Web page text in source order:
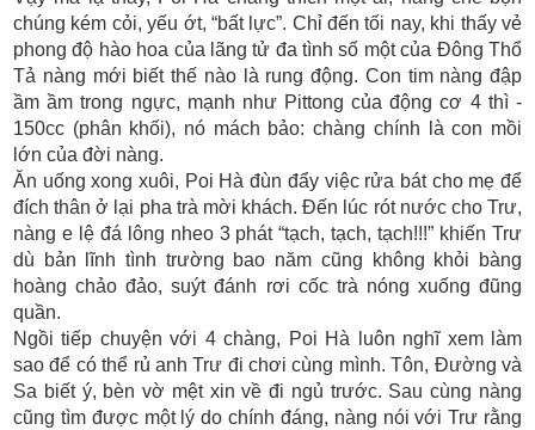
chúng kém cỏi, yếu ớt, “bất lực”. Chỉ đến tối nay, khi thấy vẻ
phong độ hào hoa của lãng tử đa tình số một của Đông Thổ
Tả nàng mới biết thế nào là rung động. Con tim nàng đập
ầm ầm trong ngực, mạnh như Pittong của động cơ 4 thì -
150cc (phân khối), nó mách bảo: chàng chính là con mồi
lớn của đời nàng.
Ăn uống xong xuôi, Poi Hà đùn đẩy việc rửa bát cho mẹ để
đích thân ở lại pha trà mời khách. Đến lúc rót nước cho Trư,
nàng e lệ đá lông nheo 3 phát “tạch, tạch, tạch!!!” khiến Trư
dù bản lĩnh tình trường bao năm cũng không khỏi bàng
hoàng chảo đảo, suýt đánh rơi cốc trà nóng xuống đũng
quần.
Ngồi tiếp chuyện với 4 chàng, Poi Hà luôn nghĩ xem làm
sao để có thể rủ anh Trư đi chơi cùng mình. Tôn, Đường và
Sa biết ý, bèn vờ mệt xin về đi ngủ trước. Sau cùng nàng
cũng tìm được một lý do chính đáng, nàng nói với Trư rằng